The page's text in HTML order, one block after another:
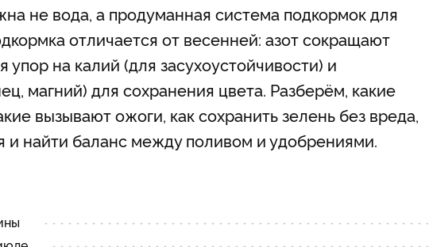
не вода, а продуманная система подкормок для
отличается от весенней: азот сокращают
на калий (для засухоустойчивости) и
магний) для сохранения цвета. Разберём, какие
вызывают ожоги, как сохранить зелень без вреда,
и найти баланс между поливом и удобрениями.